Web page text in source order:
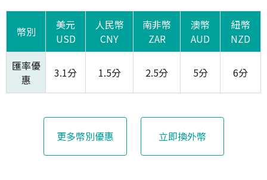
幣別
美元
USD
人民幣
CNY
南非幣
ZAR
澳幣
AUD
紐幣
NZD
匯率優
惠
3.1分 1.5分 2.5分 5分 6分
更多幣別優惠 立即換外幣